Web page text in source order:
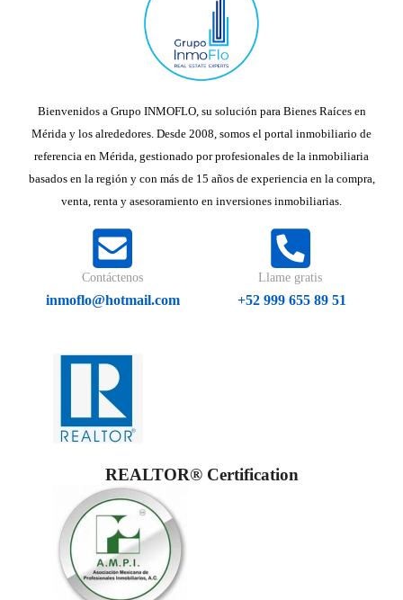
Bienvenidos a Grupo INMOFLO, su solución para Bienes Raíces en
Mérida y los alrededores. Desde 2008, somos el portal inmobiliario de
referencia en Mérida, gestionado por profesionales de la inmobiliaria
basados en la región y con más de 15 años de experiencia en la compra,
venta, renta y asesoramiento en inversiones inmobiliarias.
Contáctenos
inmoflo@hotmail.com
Llame gratis
+52 999 655 89 51
REALTOR® Certification